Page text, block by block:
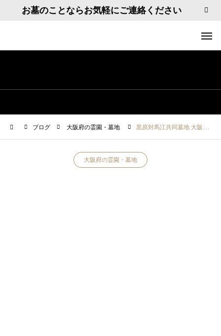
お墓のことならお気軽にご連絡ください
ブログ 大阪府の霊園・墓地 黒原対馬江共同墓地 大阪府寝屋川市黒原新町１
大阪府の霊園・墓地